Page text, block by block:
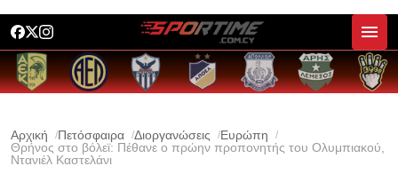
Αρχική Πετόσφαιρα Διοργανώσεις
Ευρώπη
Θρήνος στο βόλεϊ: Πέθανε ο πρώην προπονητής του Ολυμπιακού,
Ντανιέλ Καστελάνι